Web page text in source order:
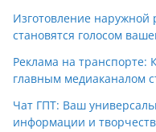
Изготовление наружной
становятся голосом
Реклама на транспорте:
главным медиаканалом
Чат ГПТ: Ваш
информации и